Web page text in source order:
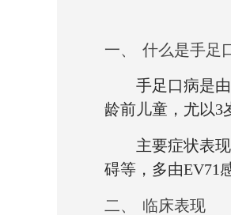
一、 什么是手足
手足口病是
龄前儿童，尤以3
主要症状表
碍等，多由EV71
二、 临床表现